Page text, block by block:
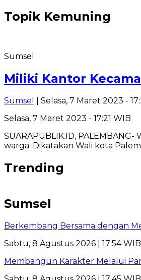
Topik Kemuning
Sumsel
Miliki Kantor
Sumsel
| Selasa, 7 Maret 2023 -
Selasa, 7 Maret 2023 - 17:21 WIB
SUARAPUBLIK.ID,
warga. Dikatakan Wali kota
Trending
Sumsel
Berkembang Bersama dengan
Sabtu, 8 Agustus 2026 | 17:54 WIB
Membangun Karakter Melalui